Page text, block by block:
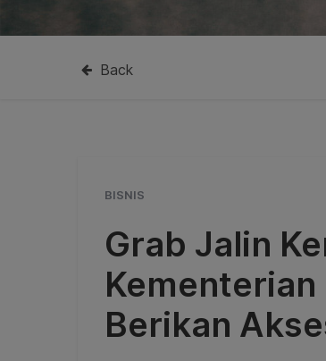
Back
BISNIS
Grab Jalin
Berikan